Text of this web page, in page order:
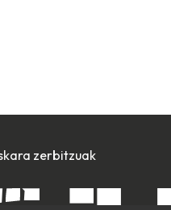
zerbitzuak